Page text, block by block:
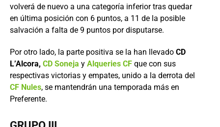
volverá de nuevo a una categoría inferior tras quedar
en última posición con 6 puntos, a 11 de la posible
salvación a falta de 9 puntos por disputarse.
Por otro lado, la parte positiva se la han llevado CD
L’Alcora, CD Soneja y Alqueries CF que con sus
respectivas victorias y empates, unido a la derrota del
CF Nules, se mantendrán una temporada más en
Preferente.